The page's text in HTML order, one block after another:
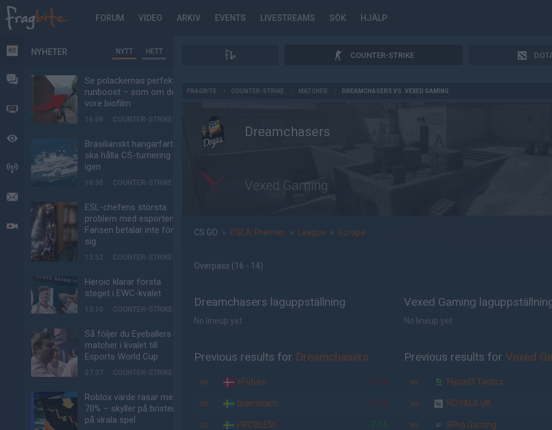
FORUM VIDEO ARKIV EVENTS LIVESTREAMS SÖK HJÄLP
NYHETER
FORUM
VIDEO
HÄNDELSER
LIVESÄNDNINGAR
NYHETER NYTT HETT
Se polackernas perfekta
runboost – som om det
vore biofilm
16:59 COUNTER-STRIKE
Brasilianskt hangarfartyg
ska hålla CS-turnering –
igen
16:30 COUNTER-STRIKE
ESL-chefens största
problem med esporten:
Fansen betalar inte för
sig
13:52 COUNTER-STRIKE
Heroic klarar första
steget i EWC-kvalet
13:10 COUNTER-STRIKE
Så följer du Eyeballers
matcher i kvalet till
Esports World Cup
07:37 COUNTER-STRIKE
Roblox värde rasar med
70% – skyller på bristen
på virala spel
COUNTER-STRIKE
FRAGBITE COUNTER-STRIKE MATCHER DREAMCHASERS VS. VEXED GAMING
Dreamchasers
Vexed Gaming
CS:GO » ESEA: Premier » League » Europe
Overpass (16 - 14)
Dreamchasers laguppställning
No lineup yet
Vexed Gaming
No lineup yet
Previous results for Dreamchasers
vs. eFuture 2-16
vs. teamteam 6-16
vs. PROBLEM 7-16
Previous results for Vexed
vs. Flipsid3 Tactics
vs. ROYALS UK
vs. BPro Gaming